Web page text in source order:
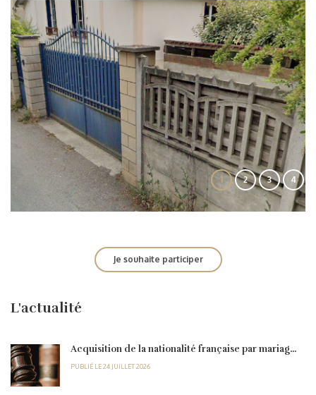
1 2 3 4
Je souhaite participer
L'actualité
Acquisition de la nationalité française par mariag...
PUBLIÉ LE 24 JUILLET 2026